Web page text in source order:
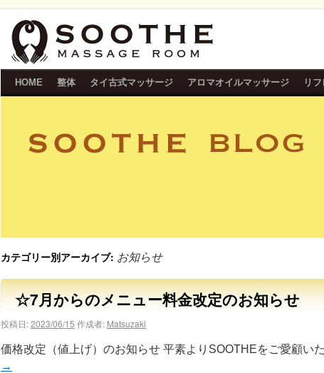
恵比寿の癒しマッサージSOOTHE
HOME 整体 タイ古式マッサージ アロマオイルマッサージ リ
カテゴリー別アーカイブ: お知らせ
☆7月からのメニュー料金改定のお知らせ
投稿日:2023/06/15 作成者: Matsuzaki
価格改定（値上げ）のお知らせ 平素よりSOOTHEをご愛顧い
→